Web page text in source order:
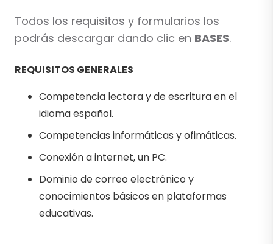
Todos los requisitos y formularios los
podrás descargar dando clic en BASES.
REQUISITOS GENERALES
Competencia lectora y de escritura en el
idioma español.
Competencias informáticas y ofimáticas.
Conexión a internet, un PC.
Dominio de correo electrónico y
conocimientos básicos en plataformas
educativas.